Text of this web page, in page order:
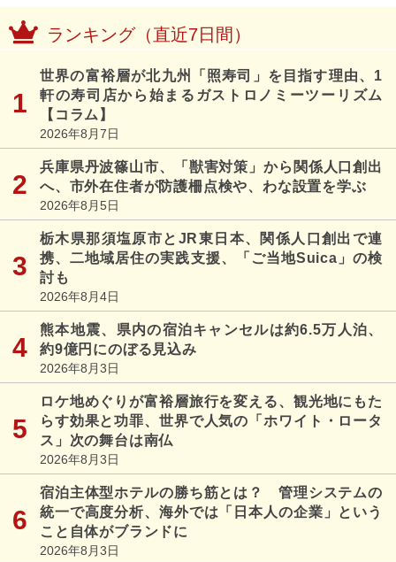
ランキング（直近7日間）
世界の富裕層が北九州「照寿司」を目指す理由、1
軒の寿司店から始まるガストロノミーツーリズム
【コラム】
2026年8月7日
兵庫県丹波篠山市、「獣害対策」から関係人口創出
へ、市外在住者が防護柵点検や、わな設置を学ぶ
2026年8月5日
栃木県那須塩原市とJR東日本、関係人口創出で連
携、二地域居住の実践支援、「ご当地Suica」の検
討も
2026年8月4日
熊本地震、県内の宿泊キャンセルは約6.5万人泊、
約9億円にのぼる見込み
2026年8月3日
ロケ地めぐりが富裕層旅行を変える、観光地にもた
らす効果と功罪、世界で人気の「ホワイト・ロータ
ス」次の舞台は南仏
2026年8月3日
宿泊主体型ホテルの勝ち筋とは？ 管理システムの
統一で高度分析、海外では「日本人の企業」という
こと自体がブランドに
2026年8月3日